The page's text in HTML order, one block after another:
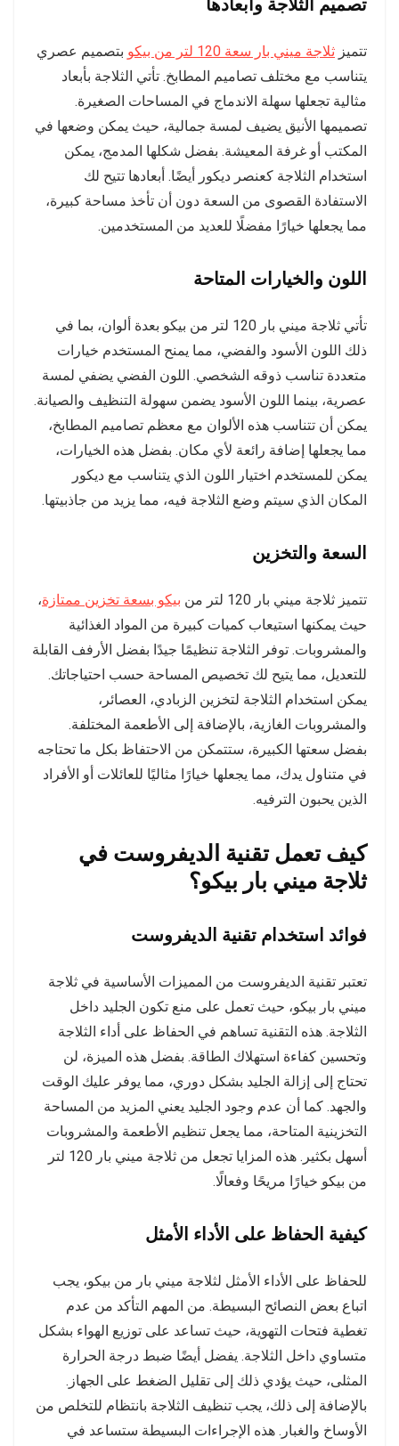
تتميز ثلاجة ميني بار سعة 120 لتر من بيكو
بتصميم عصري
يتناسب مع مختلف تصاميم المطابخ. تأتي الثلاجة بأبعاد
مثالية تجعلها سهلة الاندماج في المساحات الصغيرة.
تصميمها الأنيق يضيف لمسة جمالية، حيث يمكن وضعها في
المكتب أو غرفة المعيشة. بفضل شكلها المدمج، يمكن
استخدام الثلاجة كعنصر ديكور أيضًا. أبعادها تتيح لك
الاستفادة القصوى من السعة دون أن تأخذ مساحة كبيرة،
مما يجعلها خيارًا مفضلًا للعديد من المستخدمين.
اللون والخيارات المتاحة
تأتي ثلاجة ميني بار 120 لتر من بيكو بعدة ألوان، بما في
ذلك اللون الأسود والفضي، مما يمنح المستخدم خيارات
متعددة تناسب ذوقه الشخصي. اللون الفضي يضفي لمسة
عصرية، بينما اللون الأسود يضمن سهولة التنظيف والصيانة.
يمكن أن تتناسب هذه الألوان مع معظم تصاميم المطابخ،
مما يجعلها إضافة رائعة لأي مكان. بفضل هذه الخيارات،
يمكن للمستخدم اختيار اللون الذي يتناسب مع ديكور
المكان الذي سيتم وضع الثلاجة فيه، مما يزيد من جاذبيتها.
السعة والتخزين
تتميز ثلاجة ميني بار 120 لتر من بيكو بسعة تخزين ممتازة،
حيث يمكنها استيعاب كميات كبيرة من المواد الغذائية
والمشروبات. توفر الثلاجة تنظيمًا جيدًا بفضل الأرفف القابلة
للتعديل، مما يتيح لك تخصيص المساحة حسب احتياجاتك.
يمكن استخدام الثلاجة لتخزين الزبادي، العصائر،
والمشروبات الغازية، بالإضافة إلى الأطعمة المختلفة.
بفضل سعتها الكبيرة، ستتمكن من الاحتفاظ بكل ما تحتاجه
في متناول يدك، مما يجعلها خيارًا مثاليًا للعائلات أو الأفراد
الذين يحبون الترفيه.
كيف تعمل تقنية الديفروست في
ثلاجة ميني بار بيكو؟
فوائد استخدام تقنية الديفروست
تعتبر تقنية الديفروست من المميزات الأساسية في ثلاجة
ميني بار بيكو، حيث تعمل على منع تكون الجليد داخل
الثلاجة. هذه التقنية تساهم في الحفاظ على أداء الثلاجة
وتحسين كفاءة استهلاك الطاقة. بفضل هذه الميزة، لن
تحتاج إلى إزالة الجليد بشكل دوري، مما يوفر عليك الوقت
والجهد. كما أن عدم وجود الجليد يعني المزيد من المساحة
التخزينية المتاحة، مما يجعل تنظيم الأطعمة والمشروبات
أسهل بكثير. هذه المزايا تجعل من ثلاجة ميني بار 120 لتر
من بيكو خيارًا مريحًا وفعالًا.
كيفية الحفاظ على الأداء الأمثل
للحفاظ على الأداء الأمثل لثلاجة ميني بار من بيكو، يجب
اتباع بعض النصائح البسيطة. من المهم التأكد من عدم
تغطية فتحات التهوية، حيث تساعد على توزيع الهواء بشكل
متساوي داخل الثلاجة. يفضل أيضًا ضبط درجة الحرارة
المثلى، حيث يؤدي ذلك إلى تقليل الضغط على الجهاز.
بالإضافة إلى ذلك، يجب تنظيف الثلاجة بانتظام للتخلص من
الأوساخ والغبار. هذه الإجراءات البسيطة ستساعد في